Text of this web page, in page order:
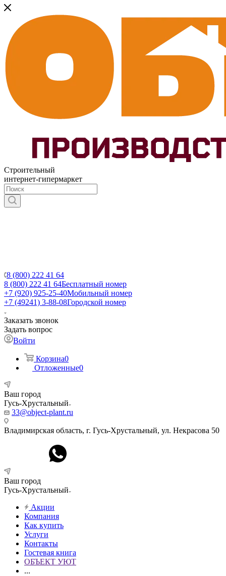
Строительный
интернет-гипермаркет
8 (800) 222 41 64
8 (800) 222 41 64Бесплатный номер
+7 (920) 925-25-40Мобильный номер
+7 (49241) 3-88-08Городской номер
Заказать звонок
Задать вопрос
Войти
Корзина0
Отложенные0
Ваш город
Гусь-Хрустальный
33@object-plant.ru
Владимирская область, г. Гусь-Хрустальный, ул. Некрасова 50
Ваш город
Гусь-Хрустальный
Акции
Компания
Как купить
Услуги
Контакты
Гостевая книга
ОБЪЕКТ УЮТ
...